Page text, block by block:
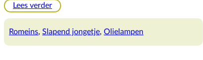
Lees verder:
Romeinse
Romeins, Slapend jongetje, Olielampen